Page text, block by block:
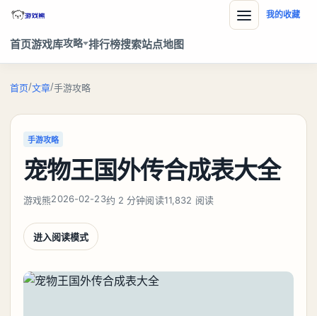
首页游戏库攻略 排行榜搜索站点地图
我的收藏
首页/文章/手游攻略
手游攻略
宠物王国外传合成表大全
游戏熊2026-02-23约 2 分钟阅读11,832 阅读
进入阅读模式